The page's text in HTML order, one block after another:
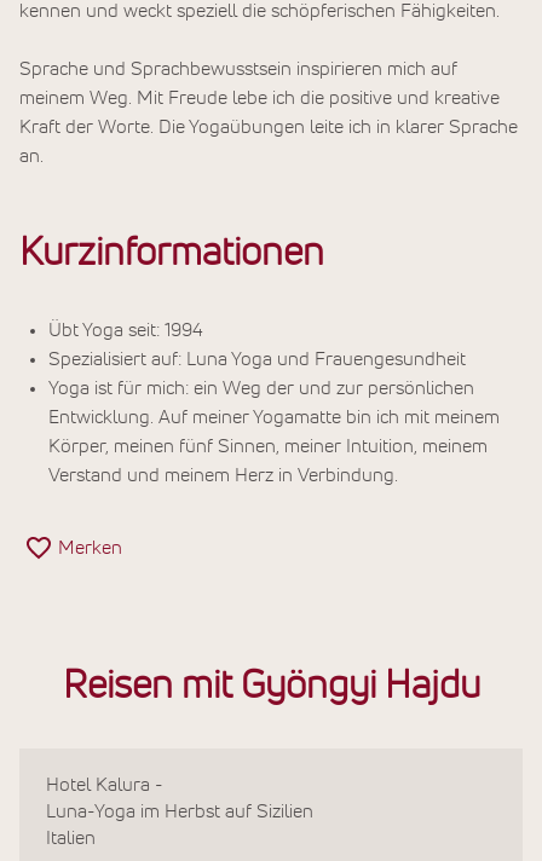
kennen und weckt speziell die schöpferischen Fähigkeiten.
Sprache und Sprachbewusstsein inspirieren mich auf
meinem Weg. Mit Freude lebe ich die positive und kreative
Kraft der Worte. Die Yogaübungen leite ich in klarer Sprache
an.
Kurzinformationen
Übt Yoga seit: 1994
Spezialisiert auf: Luna Yoga und Frauengesundheit
Yoga ist für mich: ein Weg der und zur persönlichen
Entwicklung. Auf meiner Yogamatte bin ich mit meinem
Körper, meinen fünf Sinnen, meiner Intuition, meinem
Verstand und meinem Herz in Verbindung.
Merken
Reisen mit Gyöngyi Hajdu
Hotel Kalura -
Luna-Yoga im Herbst auf Sizilien
Italien